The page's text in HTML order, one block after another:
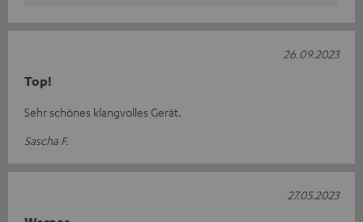
Top!
Sehr schönes klangvolles Gerät.
Sascha F.
26.09.2023
27.05.2023